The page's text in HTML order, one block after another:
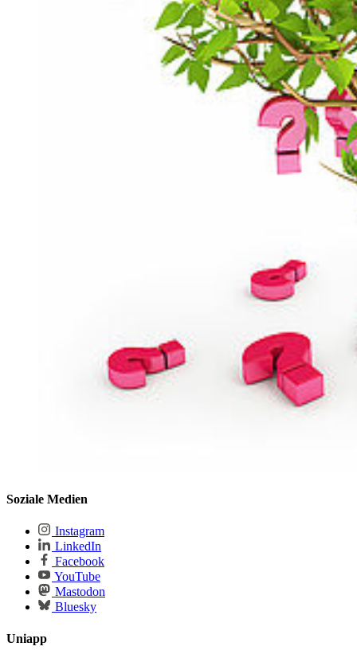
Soziale Medien
Instagram
LinkedIn
Facebook
YouTube
Mastodon
Bluesky
Uniapp